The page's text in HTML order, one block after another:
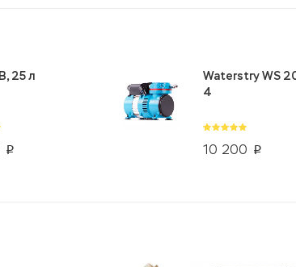
p
25 л
10 200 p
Waterstry WS
4